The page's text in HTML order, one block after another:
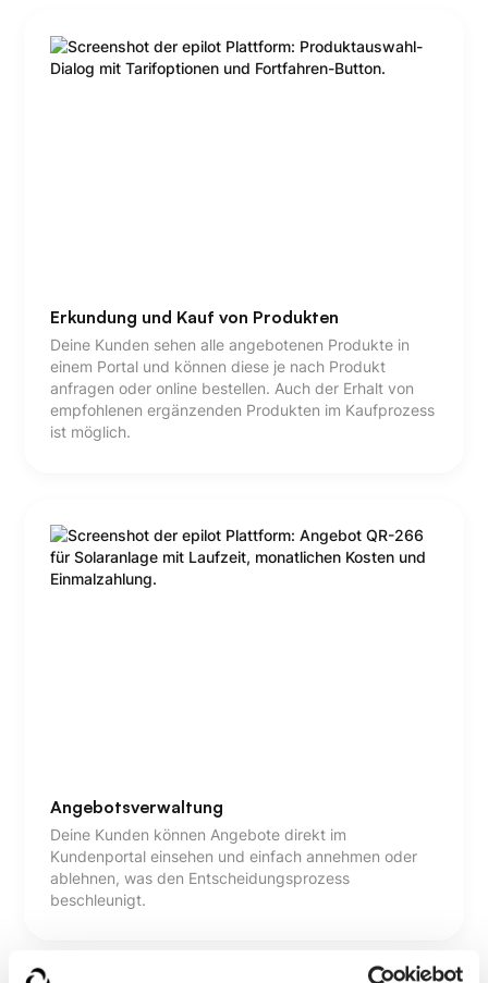
Erkundung und Kauf von Produkten
Deine Kunden sehen alle angebotenen Produkte in
einem Portal und können diese je nach Produkt
anfragen oder online bestellen. Auch der Erhalt von
empfohlenen ergänzenden Produkten im Kaufprozess
ist möglich.
Angebotsverwaltung
Deine Kunden können Angebote direkt im
Kundenportal einsehen und einfach annehmen oder
ablehnen, was den Entscheidungsprozess
beschleunigt.